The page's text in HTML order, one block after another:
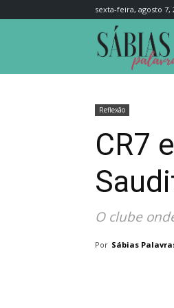
sexta-feira, agosto 7,
Reflexão
CR7
O clube
Por Sábias